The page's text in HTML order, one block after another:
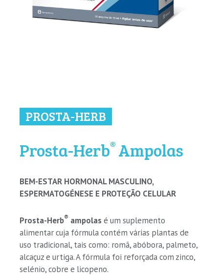
PROSTA-HERB
Prosta-Herb® Ampolas
BEM-ESTAR HORMONAL MASCULINO,
ESPERMATOGÉNESE E PROTEÇÃO CELULAR
Prosta-Herb® ampolas é um suplemento
alimentar cuja fórmula contém várias plantas de
uso tradicional, tais como: romã, abóbora, palmeto,
alcaçuz e urtiga. A fórmula foi reforçada com zinco,
selénio, cobre e licopeno.